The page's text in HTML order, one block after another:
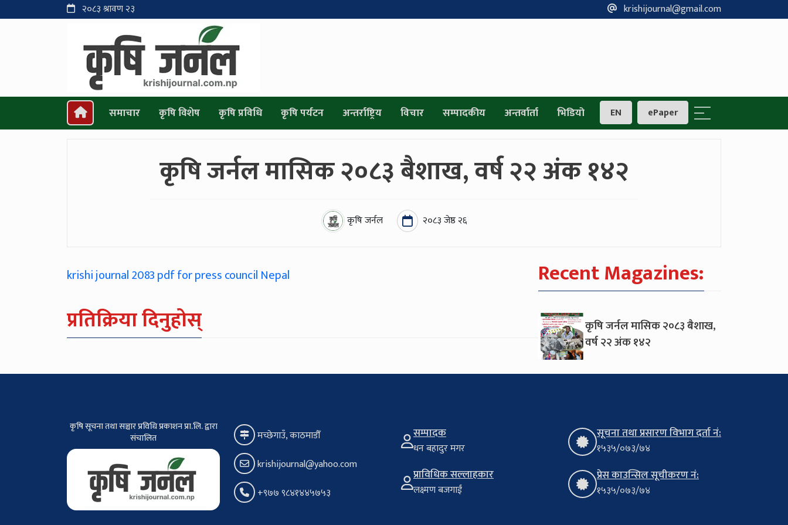
२०८३ श्रावण २३ krishijournal@gmail.com
समाचार कृषि विशेष कृषि प्रविधि कृषि पर्यटन अन्तर्राष्ट्रिय विचार सम्पादकीय अन्तर्वार्ता भिडियो EN ePaper
कृषि जर्नल मासिक २०८३ बैशाख, वर्ष २२ अंक १४२
कृषि जर्नल २०८३ जेष्ठ २६
krishi journal 2083 pdf for press council Nepal
प्रतिक्रिया दिनुहोस्
Recent Magazines:
कृषि जर्नल मासिक २०८३ बैशाख,
वर्ष २२ अंक १४२
कृषि सूचना तथा सञ्चार प्रविधि प्रकाशन प्रा.लि. द्वारा
संचालित
मच्छेगाउँ, काठमाडौँ
krishijournal@yahoo.com
+९७७ ९८४१४४५७५३
सम्पादक
धन बहादुर मगर
प्राविधिक सल्लाहकार
लक्ष्मण बजगाईं
सूचना तथा प्रसारण विभाग दर्ता नं:
१५३५/०७३/७४
प्रेस काउन्सिल सूचीकरण नं:
१५३५/०७३/७४